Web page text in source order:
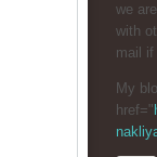
we
with
mail
My
href="